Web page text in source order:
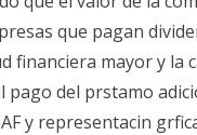
que pagan
financiera mayor y la
del prstamo
y representacin